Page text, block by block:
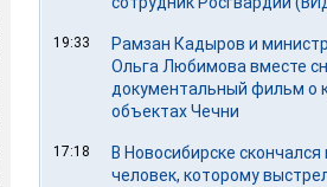
19:33
Рамзан Кадыров и
Ольга Любимова вместе
документальный фильм о
объектах Чечни
17:18
В Новосибирске
человек, которому